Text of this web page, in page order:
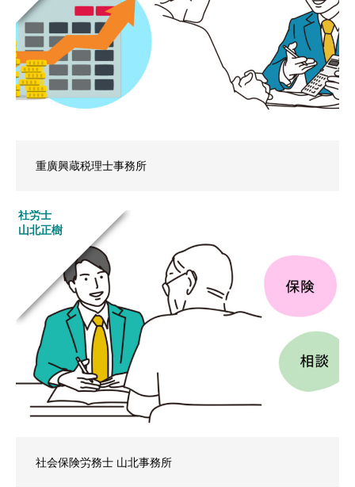
重廣興蔵税理士事務所
社労士
山北正樹
社会保険労務士 山北事務所